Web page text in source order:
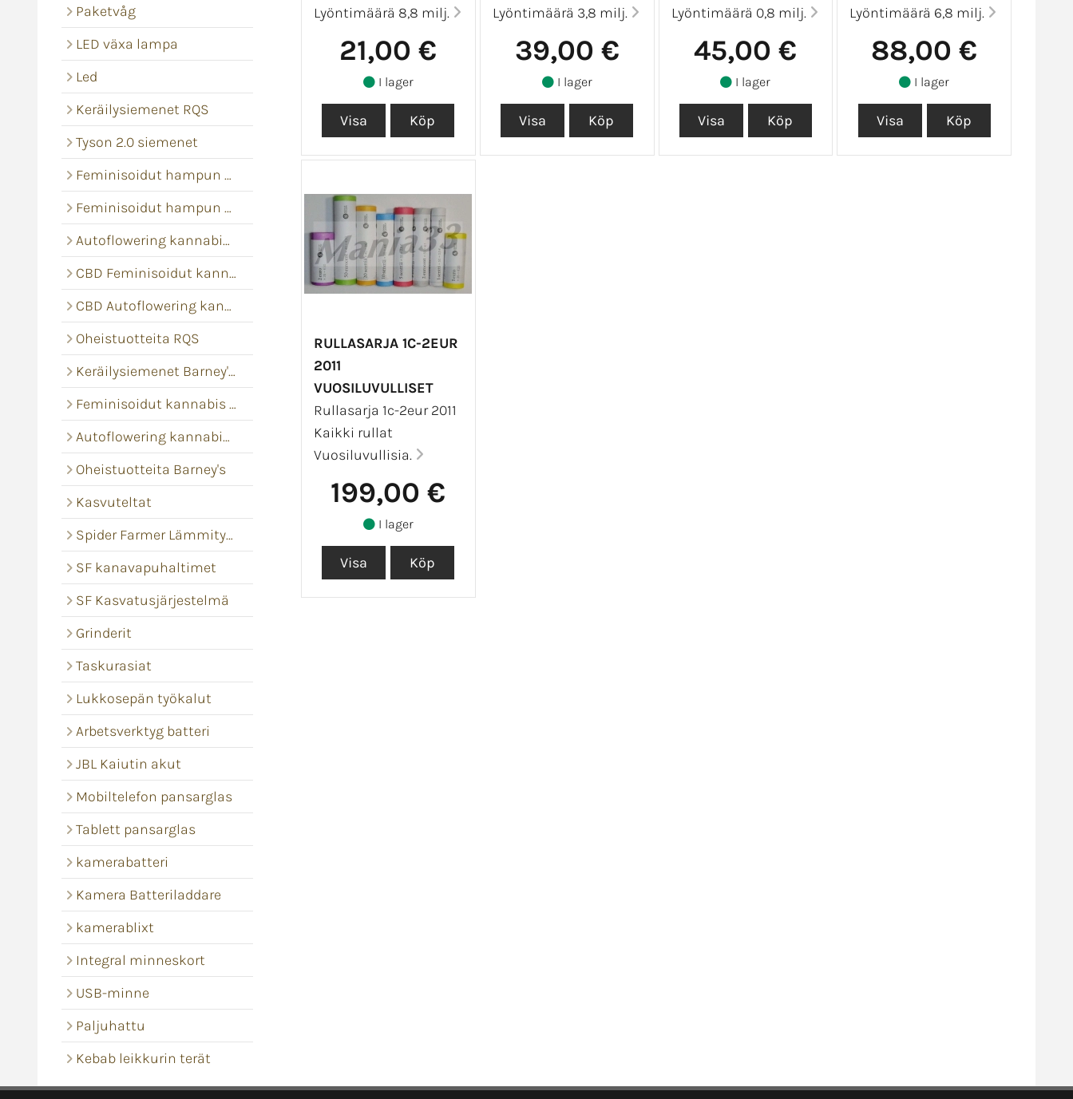
Paketvåg
LED växa lampa
Led
Keräilysiemenet RQS
Tyson 2.0 siemenet
Feminisoidut hampun siemenet
Feminisoidut hampun siemenet
Autoflowering kannabis siemenet
CBD Feminisoidut kannabis siemenet
CBD Autoflowering kannabis siemenet
Oheistuotteita RQS
Keräilysiemenet Barney's Farm
Feminisoidut kannabis siemenet
Autoflowering kannabis siemenet
Oheistuotteita Barney's
Kasvuteltat
Spider Farmer Lämmitysmatot
SF kanavapuhaltimet
SF Kasvatusjärjestelmä
Grinderit
Taskurasiat
Lukkosepän työkalut
Arbetsverktyg batteri
JBL Kaiutin akut
Mobiltelefon pansarglas
Tablett pansarglas
kamerabatteri
Kamera Batteriladdare
kamerablixt
Integral minneskort
USB-minne
Paljuhattu
Kebab leikkurin terät
Lyöntimäärä 8,8 milj.
21,00 €
I lager
Lyöntimäärä 3,8 milj.
39,00 €
I lager
Lyöntimäärä 0,8 milj.
45,00 €
I lager
Lyöntimäärä 6,8 milj.
88,00 €
I lager
RULLASARJA 1C-2EUR
2011
VUOSILUVULLISET
Rullasarja 1c-2eur 2011
Kaikki rullat
Vuosiluvullisia.
199,00 €
I lager